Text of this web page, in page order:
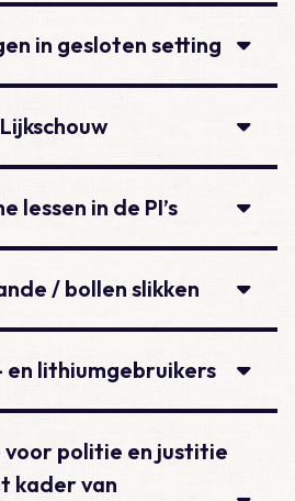
in gesloten setting
Lijkschouw
lessen in de PI’s
/ bollen slikken
en lithiumgebruikers
politie en justitie
kader van